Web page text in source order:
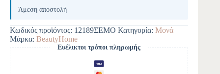
e
r
n
a
t
i
Άμεση αποστολή
Κωδικός προϊόντος: 12189ΣΕΜΟ Κατηγορία: Μονά
Μάρκα: BeautyHome
Ευέλικτοι τρόποι πληρωμής